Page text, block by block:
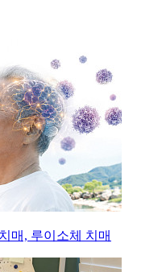
매, 루이소체 치매